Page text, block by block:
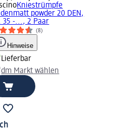
Kniestrümpfe
powder 20 DEN,
35 -..., 2 Paar
(8)
Hinweise
Lieferbar
dm Markt wählen